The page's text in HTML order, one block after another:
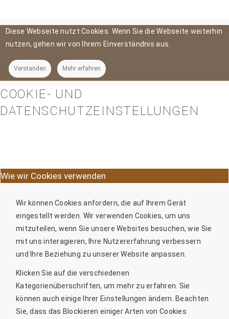
Diese Webseite nutzt Cookies. Wenn Sie die Webseite weiterhin
nutzen, gehen wir von Ihrem Einverständnis aus.
Verstanden Mehr erfahren
COOKIE- UND
DATENSCHUTZEINSTELLUNGEN
Wie wir Cookies verwenden
Wir können Cookies anfordern, die auf Ihrem Gerät
eingestellt werden. Wir verwenden Cookies, um uns
mitzuteilen, wenn Sie unsere Websites besuchen, wie Sie
mit uns interagieren, Ihre Nutzererfahrung verbessern
und Ihre Beziehung zu unserer Website anpassen.
Klicken Sie auf die verschiedenen
Kategorienüberschriften, um mehr zu erfahren. Sie
können auch einige Ihrer Einstellungen ändern. Beachten
Sie, dass das Blockieren einiger Arten von Cookies